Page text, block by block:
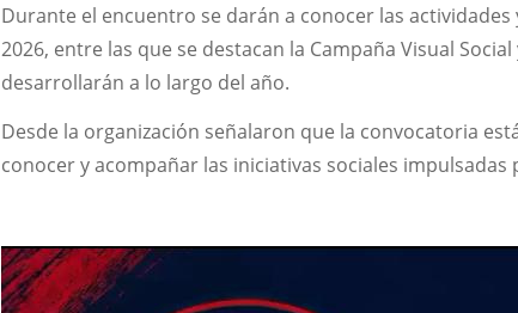
Durante el encuentro se darán a conocer las
2026, entre las que se destacan la Campaña Visual
desarrollarán a lo largo del año.
Desde la organización señalaron que la convocatoria
conocer y acompañar las iniciativas sociales impulsadas